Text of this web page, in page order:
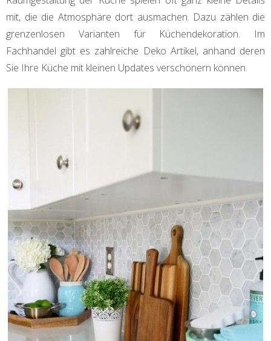
mit, die die Atmosphäre dort ausmachen. Dazu zählen die
grenzenlosen Varianten für Küchendekoration. Im
Fachhandel gibt es zahlreiche Deko Artikel, anhand deren
Sie Ihre Küche mit kleinen Updates verschönern können.